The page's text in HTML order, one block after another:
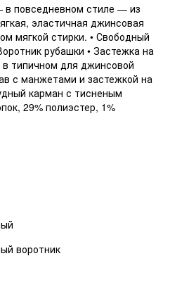
в повседневном стиле — из
эластичная джинсовая
мягкой стирки. • Свободный
рубашки • Застежка на
типичном для джинсовой
с манжетами и застежкой на
карман с тисненым
29% полиэстер, 1%
воротник